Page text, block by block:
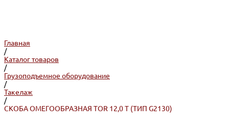
Главная
/
Каталог товаров
/
Грузоподъемное оборудование
/
Такелаж
/
СКОБА ОМЕГООБРАЗНАЯ TOR 12,0 Т (ТИП G2130)